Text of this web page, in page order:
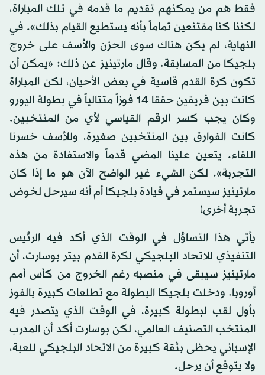
فقط هم من يمكنهم تقديم ما قدمه في تلك المباراة،
لكننا كنا مقتنعين تماماً بأنه يستطيع القيام بذلك». في
النهاية، لم يكن هناك سوى الحزن والأسف على خروج
بلجيكا من المسابقة. وقال مارتينيز عن ذلك: «يمكن أن
تكون كرة القدم قاسية في بعض الأحيان، لكن المباراة
كانت بين فريقين حققا 14 فوزاً متتالياً في بطولة اليورو
وكان يجب كسر الرقم القياسي لأي من المنتخبين.
كانت الفوارق بين المنتخبين صغيرة، وللأسف خسرنا
اللقاء. يتعين علينا المضي قدماً والاستفادة من هذه
التجربة». لكن الشيء غير الواضح الآن هو ما إذا كان
مارتينيز سيستمر في قيادة بلجيكا أم أنه سيرحل لخوض
تجربة أخرى!
يأتي هذا التساؤل في الوقت الذي أكد فيه الرئيس
التنفيذي للاتحاد البلجيكي لكرة القدم بيتر بوسارت، أن
مارتينيز سيبقى في منصبه رغم الخروج من كأس أمم
أوروبا. ودخلت بلجيكا البطولة مع تطلعات كبيرة بالفوز
بأول لقب لبطولة كبيرة، في الوقت الذي يتصدر فيه
المنتخب التصنيف العالمي، لكن بوسارت أكد أن المدرب
الإسباني يحظى بثقة كبيرة من الاتحاد البلجيكي للعبة،
ولا يتوقع أن يرحل.